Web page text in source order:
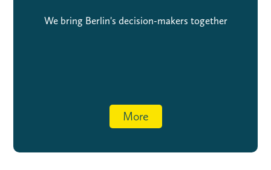
We bring Berlin's decision-makers together
More